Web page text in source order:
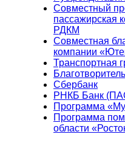
Совместный
пассажирская
РДКМ
Совместная
компании
Транспортная
Сбербанк
РНКБ Банк
Программа
Программа
области